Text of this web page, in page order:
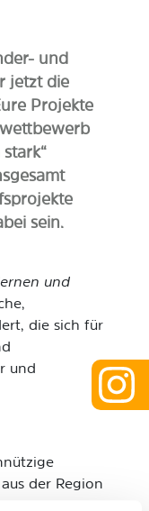
und
jetzt die
Projekte
sein.
und
die sich für
und
der Region